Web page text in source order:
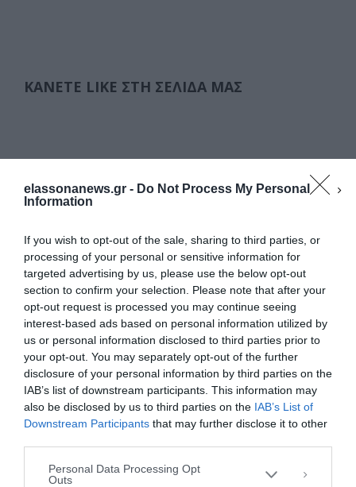
elassonanews.gr - Do Not Process My Personal
Information
If you wish to opt-out of the sale, sharing to third parties, or
processing of your personal or sensitive information for
targeted advertising by us, please use the below opt-out
section to confirm your selection. Please note that after your
opt-out request is processed you may continue seeing
interest-based ads based on personal information utilized by
us or personal information disclosed to third parties prior to
your opt-out. You may separately opt-out of the further
disclosure of your personal information by third parties on the
IAB’s list of downstream participants. This information may
also be disclosed by us to third parties on the IAB’s List of
Downstream Participants that may further disclose it to other
Personal Data Processing Opt
Outs
Διαχείριση Συγκατάθεσης
Για να παρέχουμε την καλύτερη εμπειρία, χρησιμοποιούμε τεχνολογίες όπως
cookies για την αποθήκευση ή/και την πρόσβαση σε πληροφορίες συσκευών.
Η συγκατάθεση για τις εν λόγω τεχνολογίες θα μας επιτρέψει να
επεξεργαστούμε δεδομένα προσωπικού χαρακτήρα, όπως συμπεριφορά
συγκατάθεση ή η ανάκληση της συγκατάθεσης, μπορεί να επηρεάσει
αρνητικά ορισμένες λειτουργίες και δυνατότητες.
ΚΆΝΕΤΕ LIKE ΣΤΗ ΣΕΛΊΔΑ ΜΑΣ